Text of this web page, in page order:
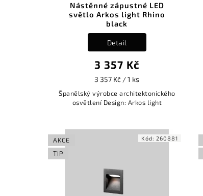
Nástěnné zápustné LED
světlo Arkos light Rhino
black
3 357 Kč
3 357 Kč / 1 ks
Detail
Španělský výrobce architektonického
osvětlení Design: Arkos light
AKCE
TIP
Kód:260881